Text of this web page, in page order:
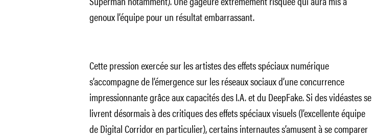
genoux l’équipe pour un résultat embarrassant.
Cette pression exercée sur les artistes des effets spéciaux numérique
s’accompagne de l’émergence sur les réseaux sociaux d’une concurrence
impressionnante grâce aux capacités des I.A. et du DeepFake. Si des vidéastes se
livrent désormais à des critiques des effets spéciaux visuels (l’excellente équipe
de Digital Corridor en particulier), certains internautes s’amusent à se comparer